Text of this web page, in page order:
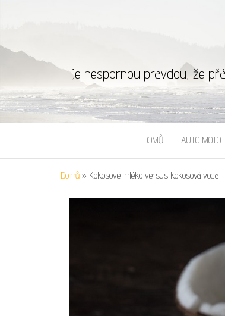
Je nespornou pravdou, že
DOMŮ AUTO MOTO
Domů » Kokosové mléko versus kokosová voda